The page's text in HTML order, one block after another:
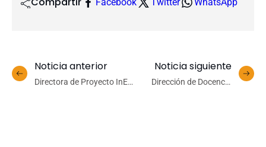
Noticia anterior
Directora de Proyecto InES
Noticia siguiente
Dirección de Docencia